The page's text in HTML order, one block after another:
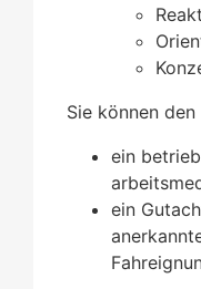
Sie können
ein
ein